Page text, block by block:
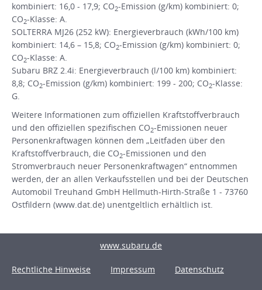
kombiniert: 16,0 - 17,9; CO2-Emission (g/km) kombiniert: 0;
CO2-Klasse: A.
SOLTERRA MJ26 (252 kW): Energieverbrauch (kWh/100 km)
kombiniert: 14,6 – 15,8; CO2-Emission (g/km) kombiniert: 0;
CO2-Klasse: A.
Subaru BRZ 2.4i: Energieverbrauch (l/100 km) kombiniert:
8,8; CO2-Emission (g/km) kombiniert: 199 - 200; CO2-Klasse:
G.
Weitere Informationen zum offiziellen Kraftstoffverbrauch
und den offiziellen spezifischen CO2-Emissionen neuer
Personenkraftwagen können dem „Leitfaden über den
Kraftstoffverbrauch, die CO2-Emissionen und den
Stromverbrauch neuer Personenkraftwagen“ entnommen
werden, der an allen Verkaufsstellen und bei der Deutschen
Automobil Treuhand GmbH Hellmuth-Hirth-Straße 1 - 73760
Ostfildern (www.dat.de) unentgeltlich erhältlich ist.
www.subaru.de
Rechtliche Hinweise Impressum Datenschutz